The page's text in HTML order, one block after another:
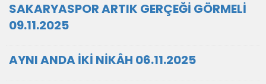
SAKARYASPOR ARTIK GERÇEĞİ GÖRMELİ
09.11.2025
AYNI ANDA İKİ NİKÂH 06.11.2025